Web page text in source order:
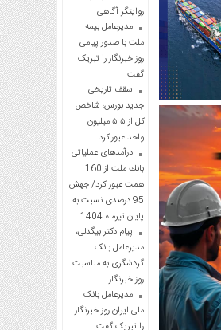
روایتگر آگاهی
مدیرعامل بیمه
ملت با صدور پیامی
روز خبرنگار را تبریک
گفت
سقف تاریخی
جدید بورس؛ شاخص
کل از ۵.۵ میلیون
واحد عبور کرد
درآمدهای عملیاتی
بانك ملت از 160
همت عبور كرد/ جهش
95 درصدی نسبت به
پایان تیرماه 1404
پیام دکتر بیگدلی،
مدیرعامل بانک
گردشگری به مناسبت
روز خبرنگار
مدیرعامل بانک
ملی ایران روز خبرنگار
را تبریک گفت